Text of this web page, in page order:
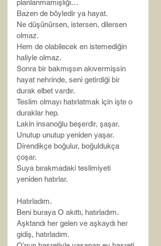
planlanmamışlığı…
Bazen de böyledir ya hayat.
Ne düşünürsen, istersen, dilersen
olmaz.
Hem de olabilecek en istemediğin
haliyle olmaz.
Sonra bir bakmışsın akıvermişsin
hayat nehrinde, seni getirdiği bir
durak elbet vardır.
Teslim olmayı hatırlatmak için işte o
duraklar hep.
Lakin insanoğlu beşerdir, şaşar.
Unutup unutup yeniden yaşar.
Direndikçe boğulur, boğuldukça
çoşar.
Suya bırakmadaki teslimiyeti
yeniden hatırlar.
Hatırladım.
Beni buraya O akıttı, hatırladım.
Aşktandı her gelen ve aşkaydı her
gidiş, hatırladım.